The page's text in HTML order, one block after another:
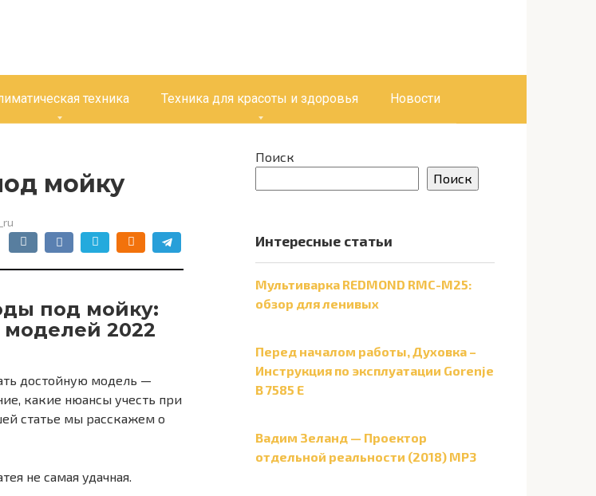
техника Техника для красоты и здоровья Новости
мойку
под мойку:
моделей 2022
достойную модель —
какие нюансы учесть при
статье мы расскажем о
не самая удачная.
Поиск
Поиск
Интересные статьи
Мультиварка REDMOND RMC-M25:
обзор для ленивых
Перед началом работы, Духовка –
Инструкция по эксплуатации Gorenje
B 7585 E
Вадим Зеланд — Проектор
отдельной реальности (2018) MP3